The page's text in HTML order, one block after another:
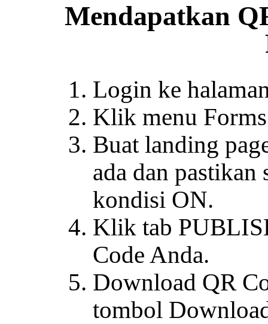
Mendapatkan
Login ke
Klik menu
Buat landing
ada dan pastikan
kondisi ON.
Klik tab
Code Anda.
Download QR
tombol